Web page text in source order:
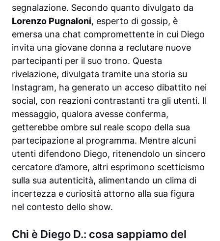
segnalazione. Secondo quanto divulgato da
Lorenzo Pugnaloni, esperto di gossip, è
emersa una chat compromettente in cui Diego
invita una giovane donna a reclutare nuove
partecipanti per il suo trono. Questa
rivelazione, divulgata tramite una storia su
Instagram, ha generato un acceso dibattito nei
social, con reazioni contrastanti tra gli utenti. Il
messaggio, qualora avesse conferma,
getterebbe ombre sul reale scopo della sua
partecipazione al programma. Mentre alcuni
utenti difendono Diego, ritenendolo un sincero
cercatore d’amore, altri esprimono scetticismo
sulla sua autenticità, alimentando un clima di
incertezza e curiosità attorno alla sua figura
nel contesto dello show.
Chi è Diego D.: cosa sappiamo del